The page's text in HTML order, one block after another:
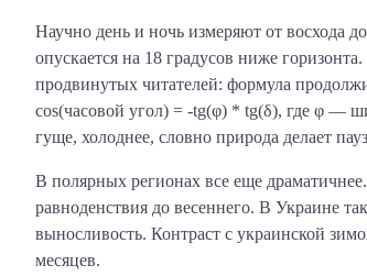
Научно день и ночь измеряют от восхода
опускается на 18 градусов ниже
продвинутых читателей: формула
cos(часовой угол) = -tg(φ) * tg(δ), где φ —
гуще, холоднее, словно природа делает
В полярных регионах все еще
равноденствия до весеннего. В Украине
выносливость. Контраст с украинской
месяцев.